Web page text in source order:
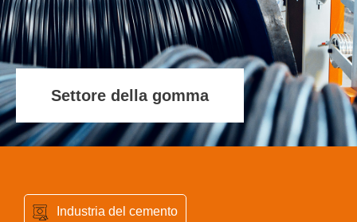
Settore della gomma
Industria del cemento